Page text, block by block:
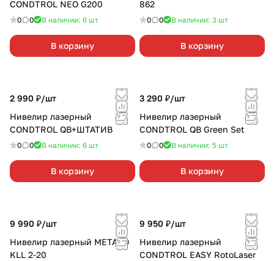
CONDTROL NEO G200
0 0 В наличии: 6 шт
В корзину
862
0 0 В наличии: 3 шт
В корзину
2 990 ₽/шт
Нивелир лазерный
CONDTROL QB+ШТАТИВ
0 0 В наличии: 6 шт
В корзину
3 290 ₽/шт
Нивелир лазерный
CONDTROL QB Green Set
0 0 В наличии: 5 шт
В корзину
9 990 ₽/шт
Нивелир лазерный METABO
KLL 2-20
9 950 ₽/шт
Нивелир лазерный
CONDTROL EASY RotoLaser